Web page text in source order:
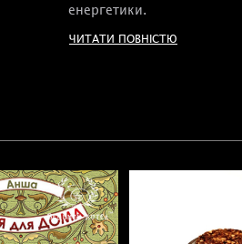
енергетики.
ЧИТАТИ ПОВНІСТЮ